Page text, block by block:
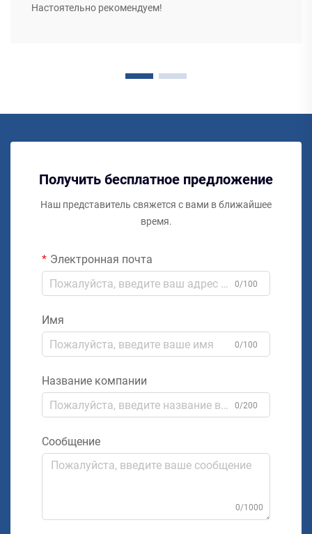
Настоятельно рекомендуем!
Получить бесплатное предложение
Наш представитель свяжется с вами в ближайшее
время.
Электронная почта
0/100
Имя
0/100
Название компании
0/200
Сообщение
0/1000